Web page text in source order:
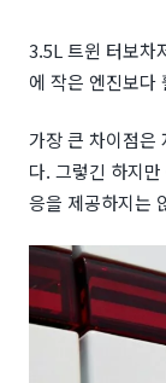
3.5L 트윈 터보차
에 작은 엔진보다
가장 큰 차이점은
다. 그렇긴 하지
응을 제공하지는